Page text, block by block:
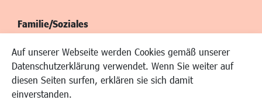
Auf unserer Webseite werden Cookies gemäß unserer
Datenschutzerklärung verwendet. Wenn Sie weiter auf
diesen Seiten surfen, erklären sie sich damit
einverstanden.
Familie/Soziales
Kinderbetreuung
Kinder und Jugend
Institutionen für Familien
Frauen